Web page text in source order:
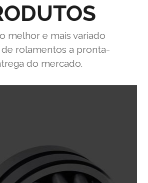
melhor e mais variado
rolamentos a pronta-
do mercado.